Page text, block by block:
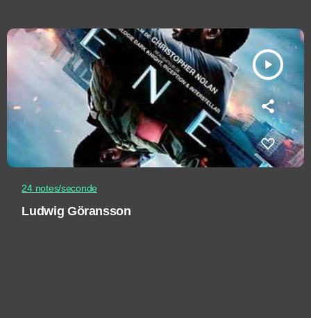
play_arrow
24 notes/seconde
Ludwig Göransson